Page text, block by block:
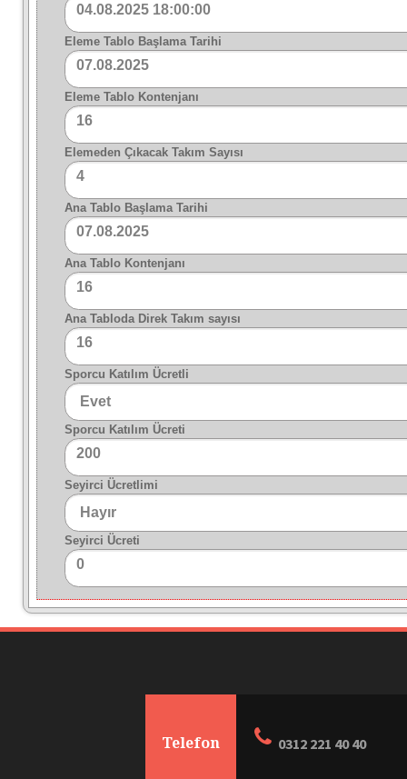
04.08.2025 18:00:00
Eleme Tablo Başlama Tarihi
07.08.2025
Eleme Tablo Kontenjanı
16
Elemeden Çıkacak Takım Sayısı
4
Ana Tablo Başlama Tarihi
07.08.2025
Ana Tablo Kontenjanı
16
Ana Tabloda Direk Takım sayısı
16
Sporcu Katılım Ücretli
Sporcu Katılım Ücreti
200
Seyirci Ücretlimi
Seyirci Ücreti
0
Telefon 0312 221 40 40